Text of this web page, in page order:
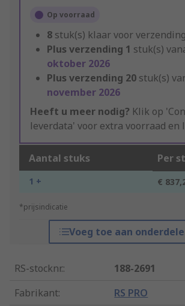
Op voorraad
8 stuk(s) klaar voor verzending
Plus verzending 1 stuk(s)
oktober 2026
Plus verzending 20 stuk(s)
november 2026
Heeft u meer nodig? Klik op
leverdata' voor extra voorraad en
Aantal stuks Per
1 + €
*prijsindicatie
Voeg toe aan
RS-stocknr.:
188-2691
Fabrikant: RS PRO